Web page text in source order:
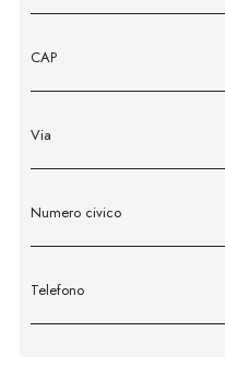
CAP
Via
Numero civico
Telefono